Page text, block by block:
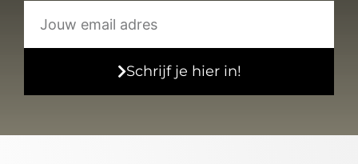
Schrijf je hier in!